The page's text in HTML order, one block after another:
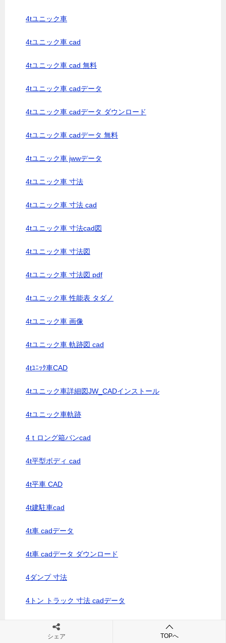
4tユニック車
4tユニック車 cad
4tユニック車 cad 無料
4tユニック車 cadデータ
4tユニック車 cadデータ ダウンロード
4tユニック車 cadデータ 無料
4tユニック車 jwwデータ
4tユニック車 寸法
4tユニック車 寸法 cad
4tユニック車 寸法cad図
4tユニック車 寸法図
4tユニック車 寸法図 pdf
4tユニック車 性能表 タダノ
4tユニック車 画像
4tユニック車 軌跡図 cad
4tﾕﾆｯｸ車CAD
4tユニック車詳細図JW_CADインストール
4tユニック車軌跡
4ｔロング箱バンcad
4t平型ボディ cad
4t平車 CAD
4t建駐車cad
4t車 cadデータ
4t車 cadデータ ダウンロード
4ダンプ 寸法
4トン トラック 寸法 cadデータ
4トン トラック 寸法 図面
シェア TOPへ